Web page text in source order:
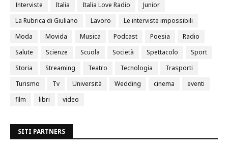
Interviste
Italia Italia Love Radio
Junior
La Rubrica di Giuliano
Lavoro
Le interviste impossibili
Moda
Movida Musica Podcast Poesia
Radio
Salute
Scienze Scuola Società Spettacolo
Sport
Storia
Streaming Teatro Tecnologia
Trasporti
Turismo
Tv Università Wedding cinema
eventi
film
libri video
SITI PARTNERS